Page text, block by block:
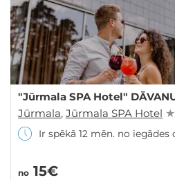
"Jūrmala SPA Hotel"
Jūrmala, Jūrmala SPA Hotel ★
Ir spēkā 12 mēn. no iegādes
no 15€